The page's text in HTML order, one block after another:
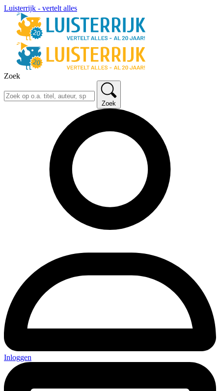
Luisterrijk - vertelt alles
Zoek
Zoek
Inloggen